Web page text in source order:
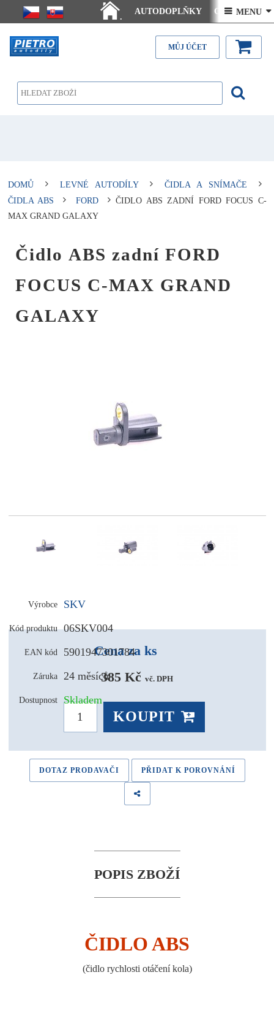
.
AUTODOPLŇKY Ceny doručení
Články - návody Kontakt
 MENU 
MŮJ ÚČET
DOMŮ LEVNÉ AUTODÍLY
ČIDLA A SNÍMAČE
ČIDLA ABS
FORD
ČIDLO ABS ZADNÍ FORD FOCUS C-
MAX GRAND GALAXY
Čidlo ABS zadní FORD
FOCUS C-MAX GRAND
GALAXY
Výrobce SKV
Kód produktu 06SKV004
EAN kód 5901947301784
Záruka 24 měsíců
Dostupnost Skladem
Cena za ks
385 Kč vč. DPH
KOUPIT
DOTAZ PRODAVAČI PŘIDAT K POROVNÁNÍ
POPIS ZBOŽÍ
ČIDLO ABS
(čidlo rychlosti otáčení kola)